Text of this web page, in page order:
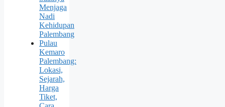
Menjaga
Nadi
Kehidupan
Palembang
Pulau
Kemaro
Palembang:
Lokasi,
Sejarah,
Harga
Tiket,